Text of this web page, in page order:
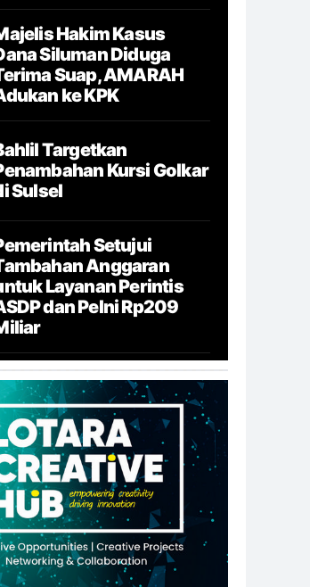
Hakim Kasus
Siluman Diduga
Suap, AMARAH
ke KPK
Targetkan
Kursi Golkar
Sulsel
Setujui
Anggaran
Layanan Perintis
dan Pelni Rp209